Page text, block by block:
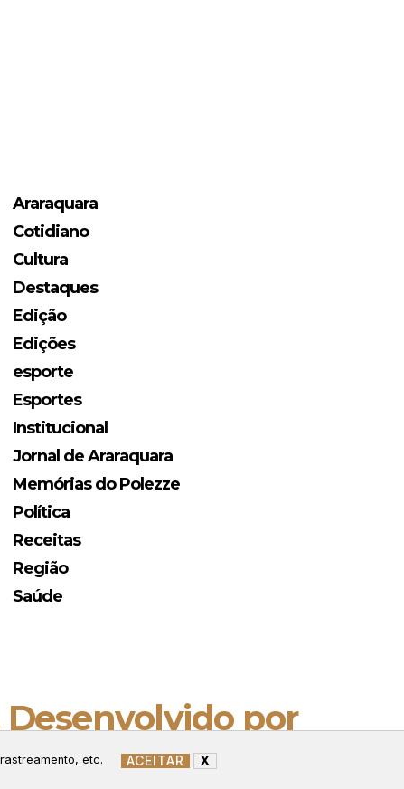
Araraquara
Cotidiano
Cultura
Destaques
Edição
Edições
esporte
Esportes
Institucional
Jornal de Araraquara
Memórias do Polezze
Política
Receitas
Região
Saúde
por
etc. ACEITAR X